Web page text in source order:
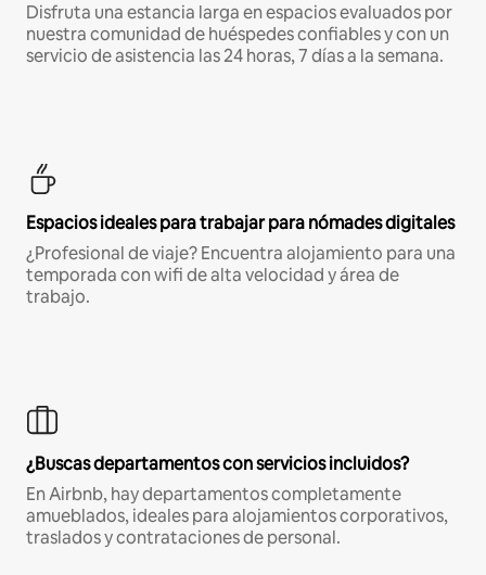
Disfruta una estancia larga en espacios evaluados por
nuestra comunidad de huéspedes confiables y con un
servicio de asistencia las 24 horas, 7 días a la semana.
Espacios ideales para trabajar para nómades digitales
¿Profesional de viaje? Encuentra alojamiento para una
temporada con wifi de alta velocidad y área de
trabajo.
¿Buscas departamentos con servicios incluidos?
En Airbnb, hay departamentos completamente
amueblados, ideales para alojamientos corporativos,
traslados y contrataciones de personal.